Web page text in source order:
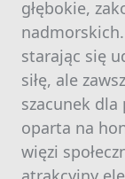
głębokie,
starając się
siłę, ale
szacunek dla
oparta na
więzi